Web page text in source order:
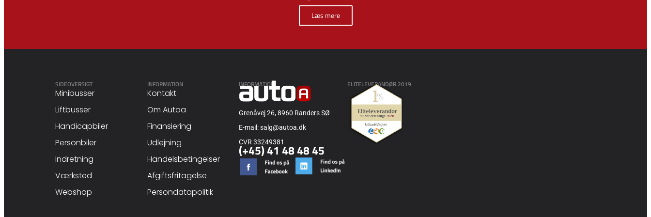
Læs mere
SIDEOVERSIGT
Minibusser
Liftbusser
Handicapbiler
Personbiler
Indretning
Værksted
Webshop
INFORMATION
Kontakt
Om Autoa
Finansiering
Udlejning
Handelsbetingelser
Afgiftsfritagelse
Persondatapolitik
INFORMATION
Grenåvej 26, 8960 Randers SØ
E-mail: salg@autoa.dk
CVR 33249381
(+45) 41 48 48 45
ELITELEVERANDØR 2019